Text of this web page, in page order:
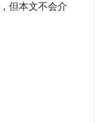
，但本文不会介